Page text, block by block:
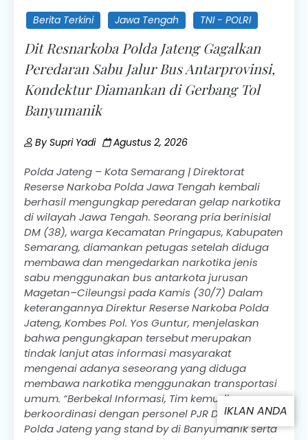
Berita Terkini Jawa Tengah TNI - POLRI
Dit Resnarkoba Polda Jateng Gagalkan
Peredaran Sabu Jalur Bus Antarprovinsi,
Kondektur Diamankan di Gerbang Tol
Banyumanik
BySupri Yadi Agustus 2, 2026
Polda Jateng – Kota Semarang | Direktorat
Reserse Narkoba Polda Jawa Tengah kembali
berhasil mengungkap peredaran gelap narkotika
di wilayah Jawa Tengah. Seorang pria berinisial
DM (38), warga Kecamatan Pringapus, Kabupaten
Semarang, diamankan petugas setelah diduga
membawa dan mengedarkan narkotika jenis
sabu menggunakan bus antarkota jurusan
Magetan–Cileungsi pada Kamis (30/7) Dalam
keterangannya Direktur Reserse Narkoba Polda
Jateng, Kombes Pol. Yos Guntur, menjelaskan
bahwa pengungkapan tersebut merupakan
tindak lanjut atas informasi masyarakat
mengenai adanya seseorang yang diduga
membawa narkotika menggunakan transportasi
umum. “Berbekal Informasi, Tim kemudian
berkoordinasi dengan personel PJR Dit Lantas
Polda Jateng yang stand by di Banyumanik serta